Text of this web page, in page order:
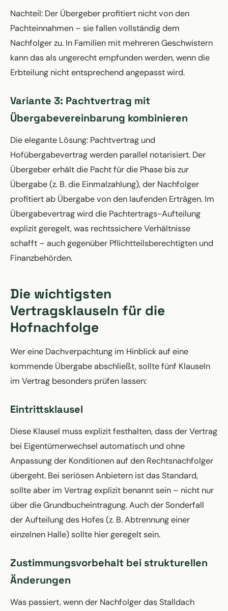
Nachteil: Der Übergeber profitiert nicht von den
Pachteinnahmen – sie fallen vollständig dem
Nachfolger zu. In Familien mit mehreren Geschwistern
kann das als ungerecht empfunden werden, wenn die
Erbteilung nicht entsprechend angepasst wird.
Variante 3: Pachtvertrag mit
Übergabevereinbarung kombinieren
Die elegante Lösung: Pachtvertrag und
Hofübergabevertrag werden parallel notarisiert. Der
Übergeber erhält die Pacht für die Phase bis zur
Übergabe (z. B. die Einmalzahlung), der Nachfolger
profitiert ab Übergabe von den laufenden Erträgen. Im
Übergabevertrag wird die Pachtertrags-Aufteilung
explizit geregelt, was rechtssichere Verhältnisse
schafft – auch gegenüber Pflichtteilsberechtigten und
Finanzbehörden.
Die wichtigsten
Vertragsklauseln für die
Hofnachfolge
Wer eine Dachverpachtung im Hinblick auf eine
kommende Übergabe abschließt, sollte fünf Klauseln
im Vertrag besonders prüfen lassen:
Eintrittsklausel
Diese Klausel muss explizit festhalten, dass der Vertrag
bei Eigentümerwechsel automatisch und ohne
Anpassung der Konditionen auf den Rechtsnachfolger
übergeht. Bei seriösen Anbietern ist das Standard,
sollte aber im Vertrag explizit benannt sein – nicht nur
über die Grundbucheintragung. Auch der Sonderfall
der Aufteilung des Hofes (z. B. Abtrennung einer
einzelnen Halle) sollte hier geregelt sein.
Zustimmungsvorbehalt bei strukturellen
Änderungen
Was passiert, wenn der Nachfolger das Stalldach